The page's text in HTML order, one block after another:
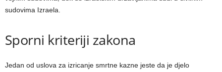
sudovima Izraela.
Sporni kriteriji zakona
Jedan od uslova za izricanje smrtne kazne jeste da je djelo